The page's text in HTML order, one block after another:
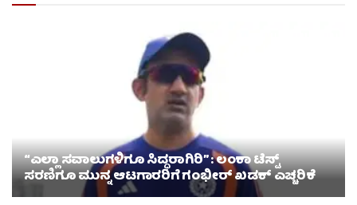
“ಎಲ್ಲಾ ಸವಾಲುಗಳಿಗೂ ಸಿದ್ಧರಾಗಿರಿ” : ಲಂಕಾ ಟೆಸ್ಟ್
ಸರಣಿಗೂ ಮುನ್ನ ಆಟಗಾರರಿಗೆ ಗಂಭೀರ್ ಖಡಕ್ ಎಚ್ಚರಿಕೆ